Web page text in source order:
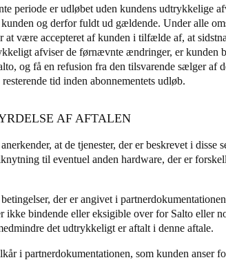
periode er udløbet uden kundens udtrykkelige
kunden og derfor fuldt ud gældende. Under alle
at være accepteret af kunden i tilfælde af, at
afviser de førnævnte ændringer, er kunden
og få en refusion fra den tilsvarende sælger af
tid inden abonnementets udløb.
AF AFTALEN
at de tjenester, der er beskrevet i
til eventuel anden hardware, der er
der er angivet i
ikke bindende eller eksigible over for Salto eller
det udtrykkeligt er aftalt i denne aftale.
i partnerdokumentationen, som kunden anser